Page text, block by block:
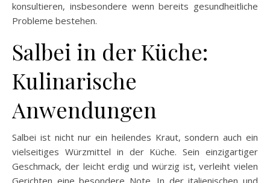
konsultieren, insbesondere wenn bereits gesundheitliche
Probleme bestehen.
Salbei in der Küche:
Kulinarische
Anwendungen
Salbei ist nicht nur ein heilendes Kraut, sondern auch ein
vielseitiges Würzmittel in der Küche. Sein einzigartiger
Geschmack, der leicht erdig und würzig ist, verleiht vielen
Gerichten eine besondere Note. In der italienischen und